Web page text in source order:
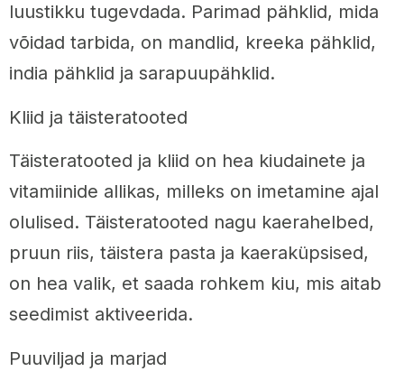
luustikku tugevdada. Parimad pähklid, mida
võidad tarbida, on mandlid, kreeka pähklid,
india pähklid ja sarapuupähklid.
Kliid ja täisteratooted
Täisteratooted ja kliid on hea kiudainete ja
vitamiinide allikas, milleks on imetamine ajal
olulised. Täisteratooted nagu kaerahelbed,
pruun riis, täistera pasta ja kaeraküpsised,
on hea valik, et saada rohkem kiu, mis aitab
seedimist aktiveerida.
Puuviljad ja marjad